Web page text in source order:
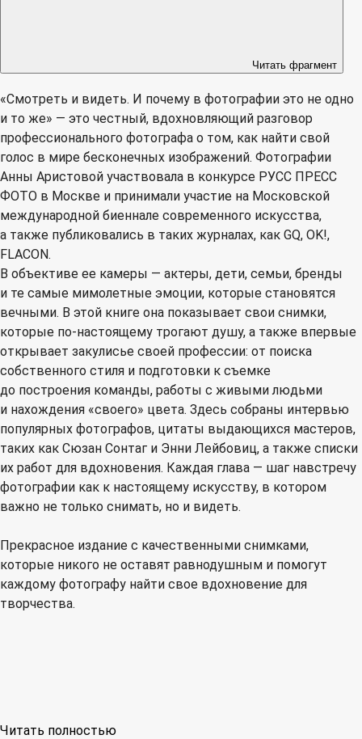
Читать фрагмент
«Смотреть и видеть. И почему в фотографии это не одно
и то же» — это честный, вдохновляющий разговор
профессионального фотографа о том, как найти свой
голос в мире бесконечных изображений. Фотографии
Анны Аристовой участвовала в конкурсе РУСС ПРЕСС
ФОТО в Москве и принимали участие на Московской
международной биеннале современного искусства,
а также публиковались в таких журналах, как GQ, OK!,
FLACON.
В объективе ее камеры — актеры, дети, семьи, бренды
и те самые мимолетные эмоции, которые становятся
вечными. В этой книге она показывает свои снимки,
которые по-настоящему трогают душу, а также впервые
открывает закулисье своей профессии: от поиска
собственного стиля и подготовки к съемке
до построения команды, работы с живыми людьми
и нахождения «своего» цвета. Здесь собраны интервью
популярных фотографов, цитаты выдающихся мастеров,
таких как Сюзан Сонтаг и Энни Лейбовиц, а также списки
их работ для вдохновения. Каждая глава — шаг навстречу
фотографии как к настоящему искусству, в котором
важно не только снимать, но и видеть.
Прекрасное издание с качественными снимками,
которые никого не оставят равнодушным и помогут
каждому фотографу найти свое вдохновение для
творчества.
Читать полностью